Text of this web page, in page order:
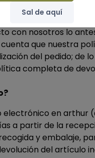
estaba dañado, o
con nosotros lo
que nuestra
del pedido; de
completa de
en
a partir de la
y embalaje,
del artículo
Sal de aquí